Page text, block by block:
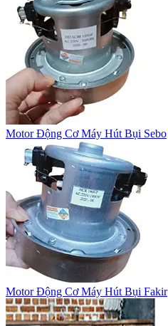
Motor Động Cơ Máy Hút Bụi Sebo
Motor Động Cơ Máy Hút Bụi Fakir